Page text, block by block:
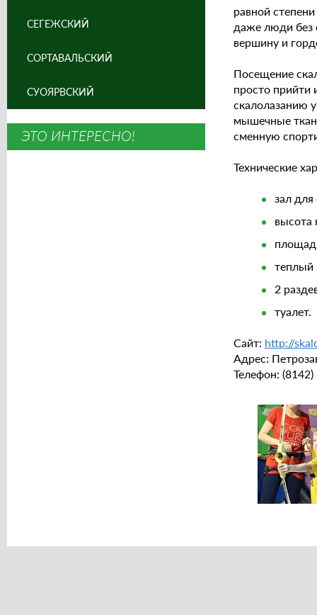
равной
даже люди без
вершину и
Посещение
просто прийти
скалолазанию
мышечные
сменную
Технические
зал
высота
теплый
2
туалет.
Сайт: http://
Адрес:
Телефон:
СЕГЕЖСКИЙ
СОРТАВАЛЬСКИЙ
СУОЯРВСКИЙ
ЭТО ИНТЕРЕСНО!